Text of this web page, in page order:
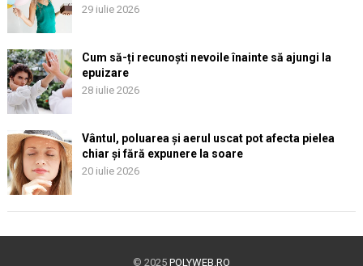
29 iulie 2026
Cum să-ți recunoști nevoile înainte să ajungi la
epuizare
28 iulie 2026
Vântul, poluarea și aerul uscat pot afecta pielea
chiar și fără expunere la soare
20 iulie 2026
© 2025 POLYWEB.RO